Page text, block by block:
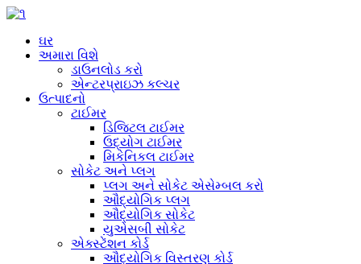
ઘર
અમારા વિશે
ડાઉનલોડ કરો
એન્ટરપ્રાઇઝ કલ્ચર
ઉત્પાદનો
ટાઈમર
ડિજિટલ ટાઈમર
ઉદ્યોગ ટાઈમર
મિકેનિકલ ટાઈમર
સોકેટ અને પ્લગ
પ્લગ અને સોકેટ એસેમ્બલ કરો
ઔદ્યોગિક પ્લગ
ઔદ્યોગિક સોકેટ
યુએસબી સોકેટ
એક્સ્ટેંશન કોર્ડ
ઔદ્યોગિક વિસ્તરણ કોર્ડ